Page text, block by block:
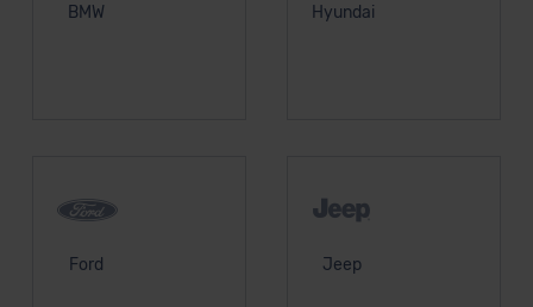
BMW Hyundai
Ford Jeep